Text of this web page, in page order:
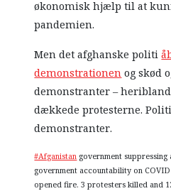
økonomisk hjælp til at
pandemien.
Men det afghanske politi
demonstrationenog skød
demonstranter –
dækkede protesterne.
demonstranter.
#Afganistan government
government accountability on
opened fire. 3 protesters killed and